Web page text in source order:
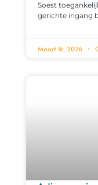
Soest
gerichte ingang
Maart 16, 2026